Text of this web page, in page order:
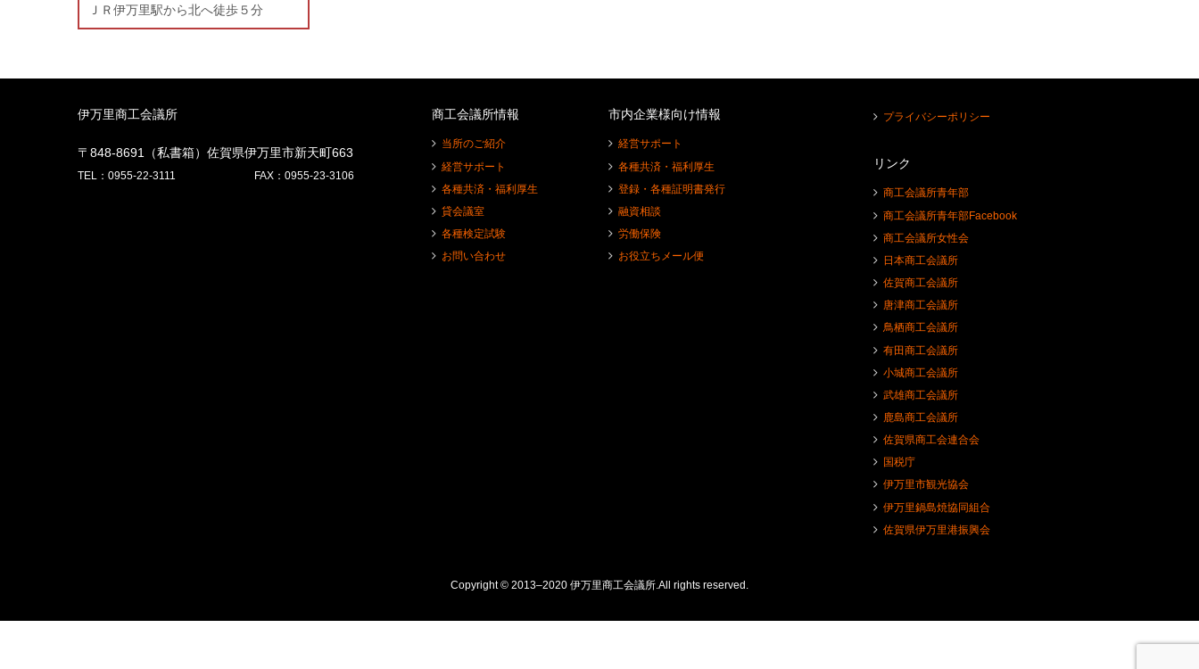
ＪＲ伊万里駅から北へ徒歩５分
伊万里商工会議所
〒848-8691（私書箱）佐賀県伊万里市新天町663
TEL：0955-22-3111 FAX：0955-23-3106
商工会議所情報
当所のご紹介
経営サポート
各種共済・福利厚生
貸会議室
各種検定試験
お問い合わせ
市内企業様向け情報
経営サポート
各種共済・福利厚生
登録・各種証明書発行
融資相談
労働保険
お役立ちメール便
プライバシーポリシー
リンク
商工会議所青年部
商工会議所青年部Facebook
商工会議所女性会
日本商工会議所
佐賀商工会議所
唐津商工会議所
鳥栖商工会議所
有田商工会議所
小城商工会議所
武雄商工会議所
鹿島商工会議所
佐賀県商工会連合会
国税庁
伊万里市観光協会
伊万里鍋島焼協同組合
佐賀県伊万里港振興会
Copyright © 2013–2020 伊万里商工会議所.All rights reserved.